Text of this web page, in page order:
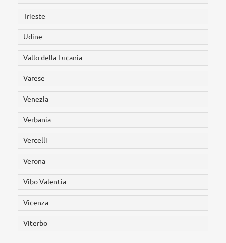
Trieste
Udine
Vallo della Lucania
Varese
Venezia
Verbania
Vercelli
Verona
Vibo Valentia
Vicenza
Viterbo